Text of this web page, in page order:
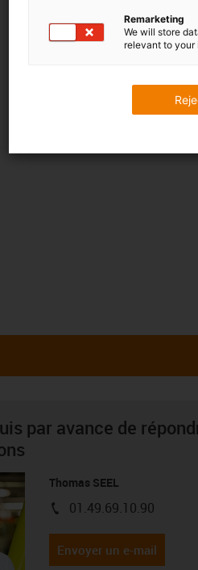
par avance de
Thomas SEEL
igus-icon-phone
01.49.69.10.90
Envoyer un e-mail
Remarketing
We will store
relevant to your